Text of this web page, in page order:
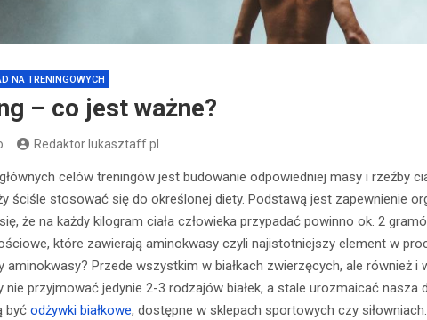
NA TRENINGOWYCH
– co jest ważne?
Redaktor lukasztaff.pl
celów treningów jest budowanie odpowiedniej masy i rzeźby
ściśle stosować się do określonej diety. Podstawą jest zapewnienie
że na każdy kilogram ciała człowieka przypadać powinno ok. 2
które zawierają aminokwasy czyli najistotniejszy element w
aminokwasy? Przede wszystkim w białkach zwierzęcych, ale również i
nie przyjmować jedynie 2-3 rodzajów białek, a stale urozmaicać nasza
być odżywki białkowe, dostępne w sklepach sportowych czy